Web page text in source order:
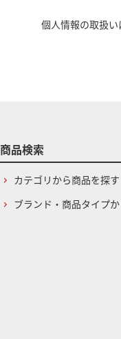
個人情報の取扱
商品検索
カテゴリから商品を探す
ブランド・商品タイプ